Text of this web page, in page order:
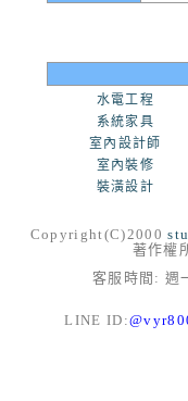
水電工程
系統家具
室內設計師
室內裝修
裝潢設計
Copyright(C)2000
著作權
客服時間: 週
LINE ID: